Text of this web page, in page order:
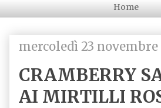
Home
mercoledì 23 novembre
CRAMBERRY
AI MIRTILLI